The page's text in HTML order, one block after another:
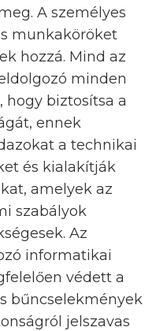
A személyes
munkaköröket
hozzá. Mind az
minden
hogy biztosítsa a
ennek
a technikai
és kialakítják
amelyek az
szabályok
Az
informatikai
védett a
bűncselekmények
jelszavas